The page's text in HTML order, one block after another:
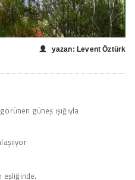
yazan: Levent Öztürk
güneş ışığıyla
eşliğinde.